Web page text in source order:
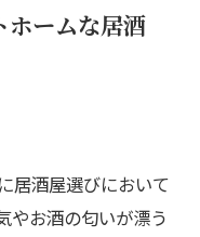
ホームな居酒
居酒屋選びにおいて
やお酒の匂いが漂う